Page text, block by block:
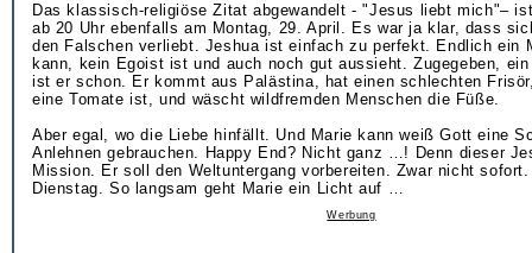
Das klassisch-religiöse Zitat abgewandelt - "Jesus liebt mich"–
ab 20 Uhr ebenfalls am Montag, 29. April. Es war ja klar, dass
den Falschen verliebt. Jeshua ist einfach zu perfekt. Endlich ein
kann, kein Egoist ist und auch noch gut aussieht. Zugegeben,
ist er schon. Er kommt aus Palästina, hat einen schlechten
eine Tomate ist, und wäscht wildfremden Menschen die Füße.
Aber egal, wo die Liebe hinfällt. Und Marie kann weiß Gott eine
Anlehnen gebrauchen. Happy End? Nicht ganz …! Denn dieser
Mission. Er soll den Weltuntergang vorbereiten. Zwar nicht
Dienstag. So langsam geht Marie ein Licht auf …
Werbung